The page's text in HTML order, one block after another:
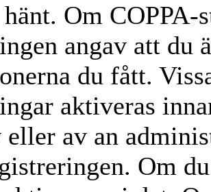
hänt. Om
angav att du
du fått.
aktiveras
av an
Om